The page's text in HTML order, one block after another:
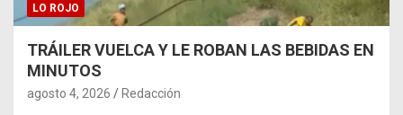
LO ROJO
TRÁILER VUELCA Y LE ROBAN LAS BEBIDAS EN
MINUTOS
agosto 4, 2026 Redacción